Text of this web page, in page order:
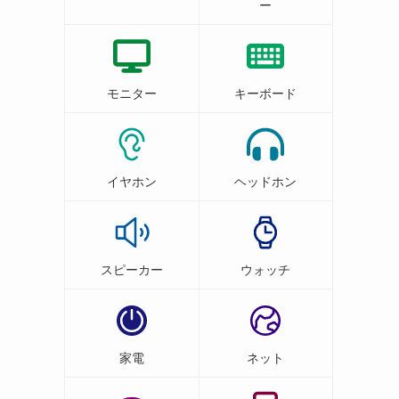
ー
モニター キーボード
イヤホン ヘッドホン
スピーカー ウォッチ
家電 ネット